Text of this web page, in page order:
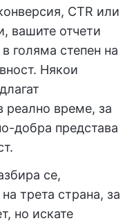
CTR или
вашите отчети
голяма степен на
Някои
реално време, за
добра представа
се,
трета страна, за
но искате